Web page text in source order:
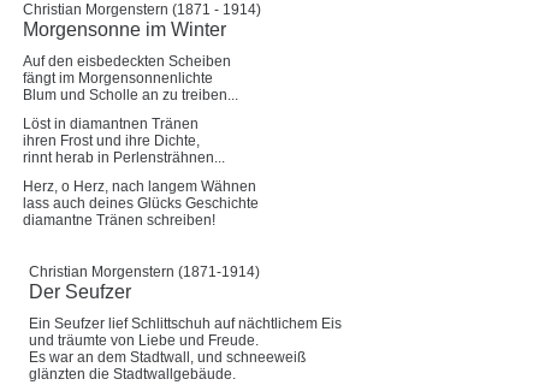
Christian Morgenstern (1871 - 1914)
Morgensonne im Winter
Auf den eisbedeckten Scheiben
fängt im Morgensonnenlichte
Blum und Scholle an zu treiben...
Löst in diamantnen Tränen
ihren Frost und ihre Dichte,
rinnt herab in Perlensträhnen...
Herz, o Herz, nach langem Wähnen
lass auch deines Glücks Geschichte
diamantne Tränen schreiben!
Christian Morgenstern (1871-1914)
Der Seufzer
Ein Seufzer lief Schlittschuh auf nächtlichem Eis
und träumte von Liebe und Freude.
Es war an dem Stadtwall, und schneeweiß
glänzten die Stadtwallgebäude.